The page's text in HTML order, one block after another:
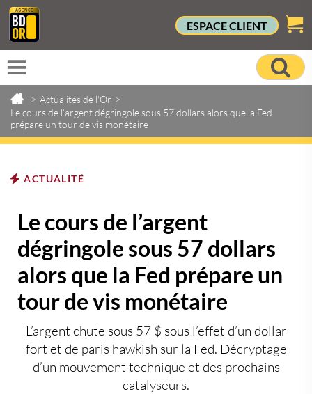
ESPACE CLIENT
> Actualités de l'Or >
Le cours de l’argent dégringole sous 57 dollars alors que la Fed
prépare un tour de vis monétaire
ACTUALITÉ
Le cours de l’argent
dégringole sous 57 dollars
alors que la Fed prépare un
tour de vis monétaire
L’argent chute sous 57 $ sous l’effet d’un dollar
fort et de paris hawkish sur la Fed. Décryptage
d’un mouvement technique et des prochains
catalyseurs.